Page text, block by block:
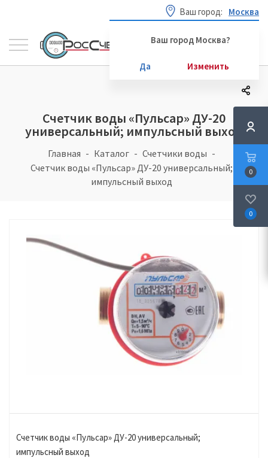
Ваш город: Москва
Ваш город Москва?
Да Изменить
Счетчик воды «Пульсар» ДУ-20
универсальный; импульсный выход
Главная Каталог
Счетчики воды
Счетчик воды «Пульсар» ДУ-20 универсальный;
импульсный выход
Счетчик воды «Пульсар» ДУ-20 универсальный;
импульсный выход
0
0